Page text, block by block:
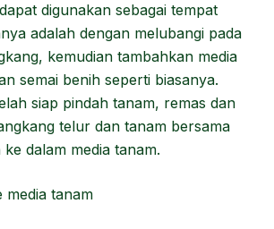
digunakan sebagai tempat
adalah dengan melubangi pada
kemudian tambahkan media
semai benih seperti biasanya.
siap pindah tanam, remas dan
telur dan tanam bersama
dalam media tanam.
media tanam